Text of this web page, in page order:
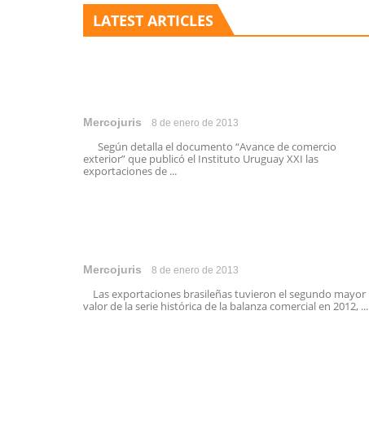
LATEST ARTICLES
Mercojuris 8 de enero de 2013
Según detalla el documento “Avance de comercio
exterior” que publicó el Instituto Uruguay XXI las
exportaciones de ...
Mercojuris 8 de enero de 2013
Las exportaciones brasileñas tuvieron el segundo mayor
valor de la serie histórica de la balanza comercial en 2012, ...